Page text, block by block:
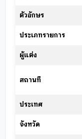
ตัวอักษร
ประเภทรายการ
ผู้แต่ง
สถานที่
ประเทศ
จังหวัด